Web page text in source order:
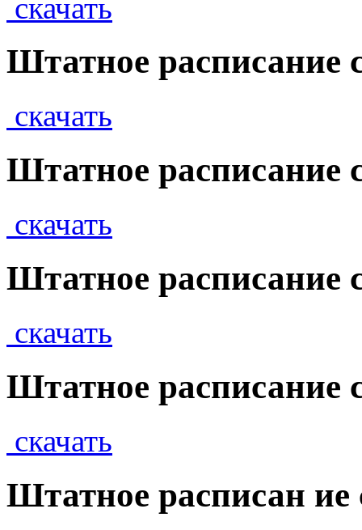
скачать
Штатное расписание
скачать
Штатное расписание
скачать
Штатное расписание
скачать
Штатное расписание
скачать
Штатное расписан ие